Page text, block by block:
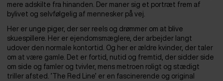
mere adskilte fra hinanden. Der maner sig et portræt frem af
bylivet og selvfølgelig af mennesker på vej.
Her er unge piger, der ser reels og drømmer om at blive
skuespillere. Her er ejendomsmæglere, der arbejder langt
udover den normale kontortid. Og her er ældre kvinder, der taler
om at være gamle. Det er fortid, nutid og fremtid, der sidder side
om side og famler og tvivler, mens metroen roligt og stædigt
triller afsted. ’The Red Line’ er en fascinerende og original